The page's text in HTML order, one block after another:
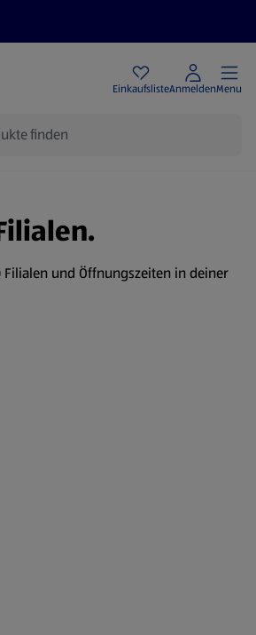
EinkaufslisteAnmeldenMenu
Filialen und Öffnungszeiten in deiner